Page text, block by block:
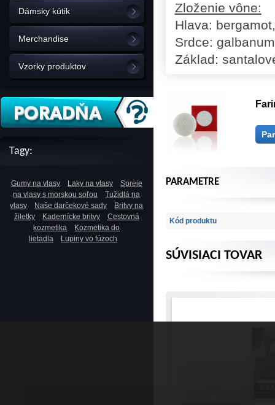
Dámsky kútik
Merchandise
Vzorky produktov
Tagy:
Gumy na vlasy Laky na vlasy
Spreje
na vlasy s morskou soľou
Tužidlá na
vlasy
Naše darčekové sady
Britvy na
žiletky
Kadernícke britvy
Cestovná
kozmetika
Kozmetika do
lietadla
Lupiny vo fúzoch
Zloženie vône:
Hlava:
Srdce:
Základ:
PARAMETRE
Kód produktu
SÚVISIACI TOVAR